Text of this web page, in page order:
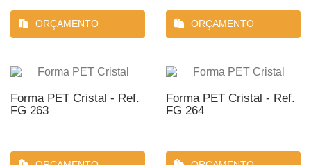
ORÇAMENTO ORÇAMENTO
Forma PET Cristal - Ref.
FG 263
Forma PET Cristal - Ref.
FG 264